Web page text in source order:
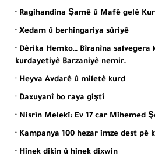
· Ragihandina Şamê û Mafê gelê
· Xedam û berhingariya sûriyê
· Dêrika Hemko… Bîranîna salvegera
kurdayetiyê Barzaniyê nemir.
· Heyva Avdarê û miletê kurd
· Daxuyanî bo raya giştî
· Nisrîn Melekî: Ev 17 car Mihemed
· Kampanya 100 hezar imze dest pê
· Hinek dikin û hinek dixwin